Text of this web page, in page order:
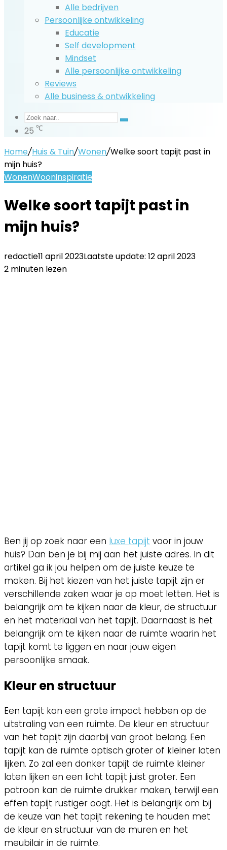
Alle bedrijven
Persoonlijke ontwikkeling
Educatie
Self development
Mindset
Alle persoonlijke ontwikkeling
Reviews
Alle business & ontwikkeling
Zoek
25 ℃
Home/Huis & Tuin/Wonen/Welke soort tapijt past in
mijn huis?
WonenWooninspiratie
Welke soort tapijt past in
mijn huis?
redactie11 april 2023Laatste update: 12 april 2023
2 minuten lezen
Ben jij op zoek naar een luxe tapijt voor in jouw
huis? Dan ben je bij mij aan het juiste adres. In dit
artikel ga ik jou helpen om de juiste keuze te
maken. Bij het kiezen van het juiste tapijt zijn er
verschillende zaken waar je op moet letten. Het is
belangrijk om te kijken naar de kleur, de structuur
en het materiaal van het tapijt. Daarnaast is het
belangrijk om te kijken naar de ruimte waarin het
tapijt komt te liggen en naar jouw eigen
persoonlijke smaak.
Kleur en structuur
Een tapijt kan een grote impact hebben op de
uitstraling van een ruimte. De kleur en structuur
van het tapijt zijn daarbij van groot belang. Een
tapijt kan de ruimte optisch groter of kleiner laten
lijken. Zo zal een donker tapijt de ruimte kleiner
laten lijken en een licht tapijt juist groter. Een
patroon kan de ruimte drukker maken, terwijl een
effen tapijt rustiger oogt. Het is belangrijk om bij
de keuze van het tapijt rekening te houden met
de kleur en structuur van de muren en het
meubilair in de ruimte.